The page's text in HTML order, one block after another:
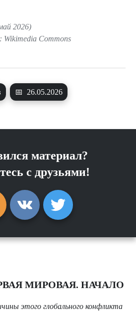
📅 26.05.2026
2026)
Commons
материал?
с друзьями!
МИРОВАЯ. НАЧАЛО
этого глобального конфликта